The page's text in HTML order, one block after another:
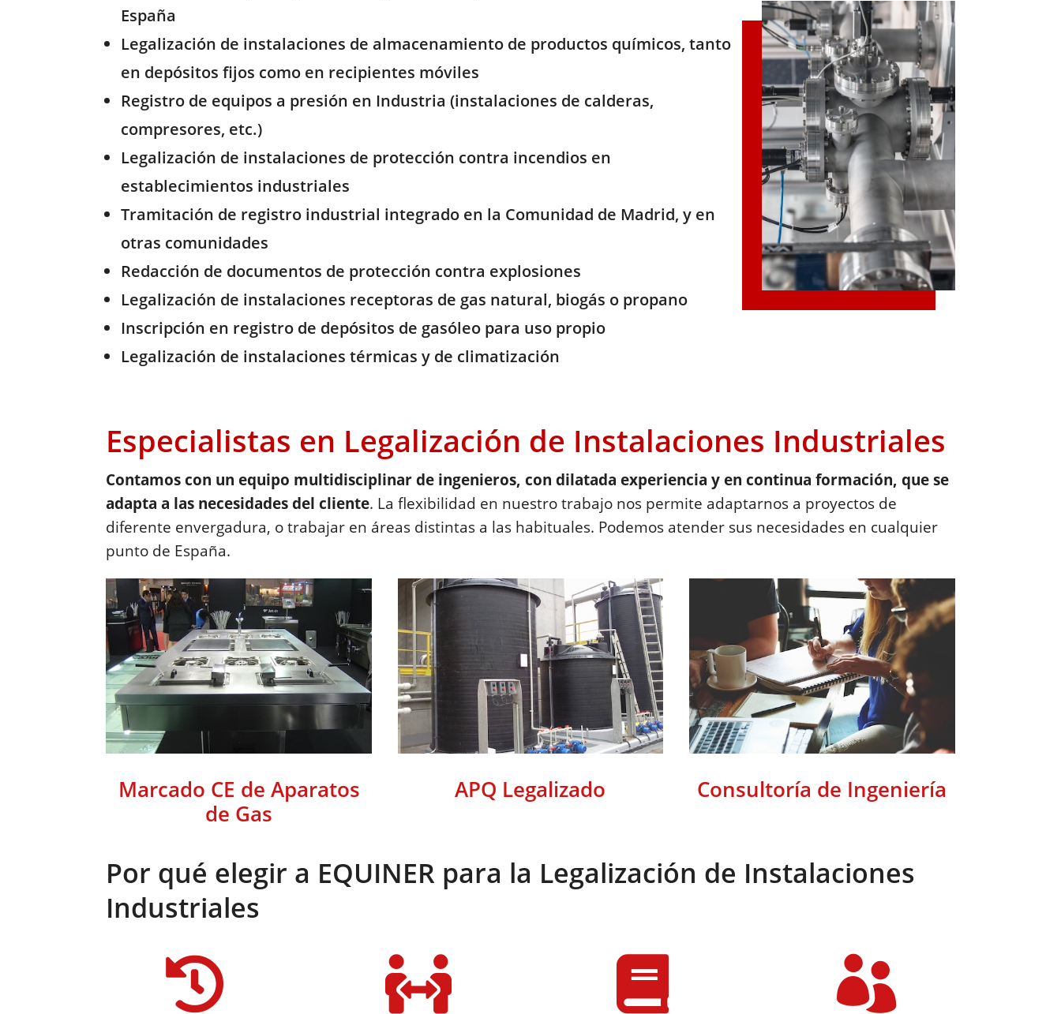
España
Legalización de instalaciones de almacenamiento de productos químicos, tanto
en depósitos fijos como en recipientes móviles
Registro de equipos a presión en Industria (instalaciones de calderas,
compresores, etc.)
Legalización de instalaciones de protección contra incendios en
establecimientos industriales
Tramitación de registro industrial integrado en la Comunidad de Madrid, y en
otras comunidades
Redacción de documentos de protección contra explosiones
Legalización de instalaciones receptoras de gas natural, biogás o propano
Inscripción en registro de depósitos de gasóleo para uso propio
Legalización de instalaciones térmicas y de climatización
Especialistas en Legalización de Instalaciones Industriales
Contamos con un equipo multidisciplinar de ingenieros, con dilatada experiencia y en continua formación, que se
adapta a las necesidades del cliente. La flexibilidad en nuestro trabajo nos permite adaptarnos a proyectos de
diferente envergadura, o trabajar en áreas distintas a las habituales. Podemos atender sus necesidades en cualquier
punto de España.
Marcado CE de Aparatos
de Gas
APQ Legalizado Consultoría de Ingeniería
Por qué elegir a EQUINER para la Legalización de Instalaciones
Industriales
   